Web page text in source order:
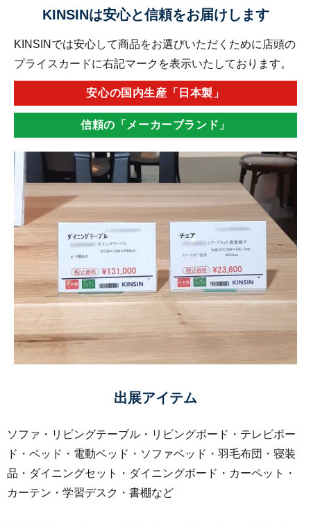
KINSINは安心と信頼をお届けします
KINSINでは安心して商品をお選びいただくために店頭の
プライスカードに右記マークを表示いたしております。
安心の国内生産「日本製」
信頼の「メーカーブランド」
出展アイテム
ソファ・リビングテーブル・リビングボード・テレビボー
ド・ベッド・電動ベッド・ソファベッド・羽毛布団・寝装
品・ダイニングセット・ダイニングボード・カーペット・
カーテン・学習デスク・書棚など